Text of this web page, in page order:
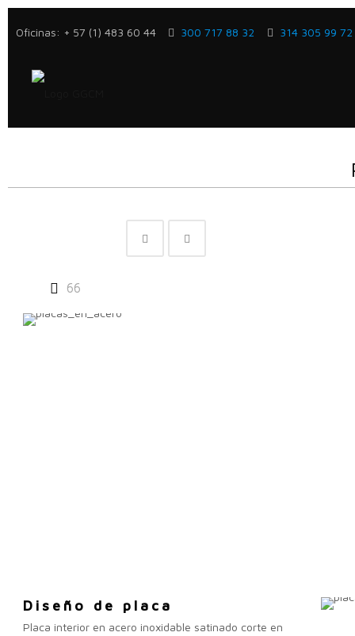
Oficinas: + 57 (1) 483 60 44 300 717 88 32 314 305 99 72
66
Diseño de placa
Placa interior en acero inoxidable satinado corte en